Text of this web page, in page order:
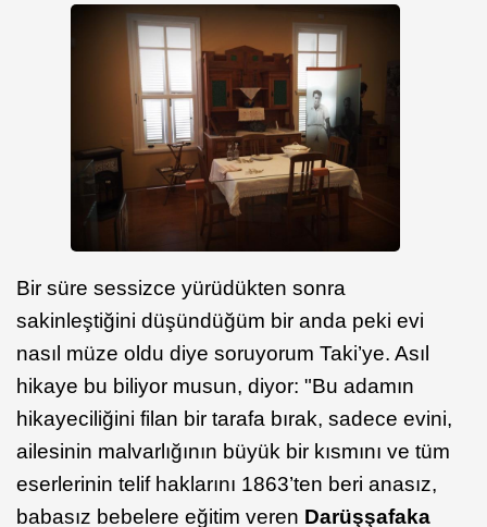
Bir süre sessizce yürüdükten sonra
sakinleştiğini düşündüğüm bir anda peki evi
nasıl müze oldu diye soruyorum Taki’ye. Asıl
hikaye bu biliyor musun, diyor: "Bu adamın
hikayeciliğini filan bir tarafa bırak, sadece evini,
ailesinin malvarlığının büyük bir kısmını ve tüm
eserlerinin telif haklarını 1863’ten beri anasız,
babasız bebelere eğitim veren Darüşşafaka